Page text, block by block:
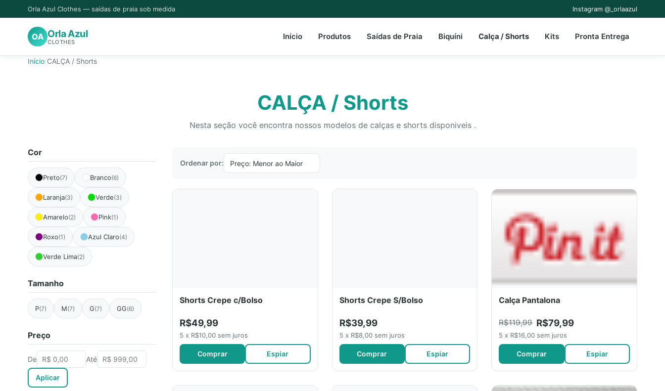
Orla Azul Clothes — saídas de praia sob medida Instagram @_orlaazul
OA Orla Azul
CLOTHES
Início Produtos Saídas de Praia Biquíni Calça / Shorts Kits Pronta Entrega
Início/CALÇA / Shorts
CALÇA / Shorts
Nesta seção você encontra nossos modelos de calças e shorts disponiveis .
Cor
Preto(7) Branco(6)
Laranja(3) Verde(3)
Amarelo(2) Pink(1)
Roxo(1) Azul Claro(4)
Verde Lima(2)
Tamanho
P(7) M(7) G(7) GG(6)
Preço
De Até
Aplicar
Ordenar por:
Shorts Crepe c/Bolso
R$49,99
5 x R$10,00 sem juros
Comprar Espiar
Shorts Crepe S/Bolso
R$39,99
5 x R$8,00 sem juros
Comprar Espiar
Calça Pantalona
R$119,99 R$79,99
5 x R$16,00 sem juros
Comprar Espiar